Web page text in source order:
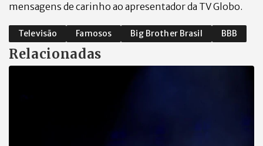
mensagens de carinho ao apresentador da TV Globo.
Televisão Famosos Big Brother Brasil BBB
Relacionadas